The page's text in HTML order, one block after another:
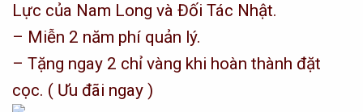
Lực của Nam Long và Đối Tác Nhật.
– Miễn 2 năm phí quản lý.
– Tặng ngay 2 chỉ vàng khi hoàn thành đặt
cọc. ( Ưu đãi ngay )